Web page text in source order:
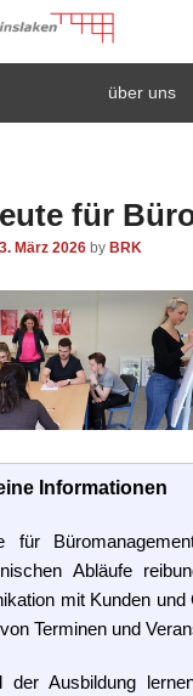
II des
über uns
für
März 2026 by BRK
Informationen
für
Abläufe
mit Kunden
Terminen und
der Ausbildung